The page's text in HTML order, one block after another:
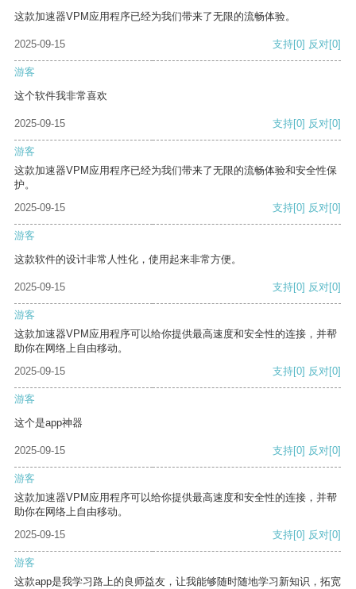
这款加速器VPM应用程序已经为我们带来了无限的流畅体验。
2025-09-15 支持[0] 反对[0]
游客
这个软件我非常喜欢
2025-09-15 支持[0] 反对[0]
游客
这款加速器VPM应用程序已经为我们带来了无限的流畅体验和安全性保
护。
2025-09-15
支持[0] 反对[0]
游客
这款软件的设计非常人性化，使用起来非常方便。
2025-09-15 支持[0] 反对[0]
游客
这款加速器VPM应用程序可以给你提供最高速度和安全性的连接，并帮
助你在网络上自由移动。
2025-09-15
支持[0] 反对[0]
游客
这个是app神器
2025-09-15 支持[0] 反对[0]
游客
这款加速器VPM应用程序可以给你提供最高速度和安全性的连接，并帮
助你在网络上自由移动。
2025-09-15
支持[0] 反对[0]
游客
这款app是我学习路上的良师益友，让我能够随时随地学习新知识，拓宽